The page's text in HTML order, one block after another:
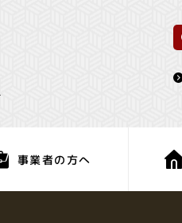
事業者の方へ